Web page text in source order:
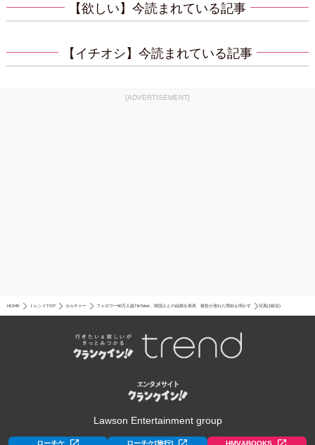
【欲しい】今読まれている記事
【イチオシ】今読まれている記事
[ADVERTISEMENT]
HOME トレンドTOP カルチャー フォロワー50万人超TikToker、韓国人との結婚を発表 報告が遅れた理由も明かす 写真(1枚目)
Lawson Entertainment group
ローチケ ローチケ[旅行] HMV&BOOKS